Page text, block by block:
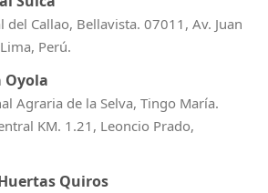
Callao, Bellavista. 07011, Av. Juan
Perú.
Oyola
Agraria de la Selva, Tingo María.
KM. 1.21, Leoncio Prado,
Quiros